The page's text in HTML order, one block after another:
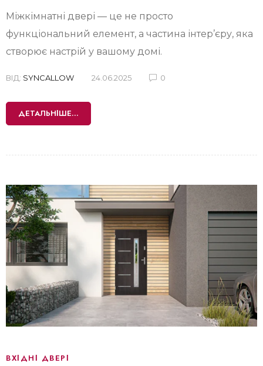
Міжкімнатні двері — це не просто
функціональний елемент, а частина інтер’єру, яка
створює настрій у вашому домі.
ВІД: SYNCALLOW 24.06.2025 0
ДЕТАЛЬНІШЕ...
ВХІДНІ ДВЕРІ